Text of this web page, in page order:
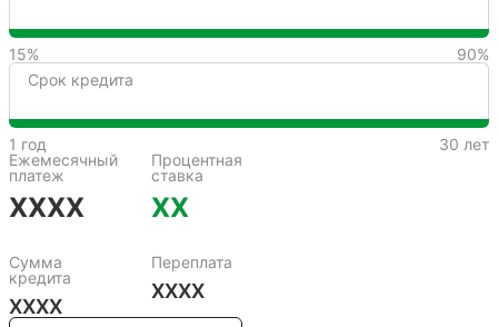
15%
90%
Срок кредита
1 год
30 лет
Ежемесячный
платеж
XXXX
Процентная
ставка
XX
Сумма
кредита
XXXX
Переплата
XXXX